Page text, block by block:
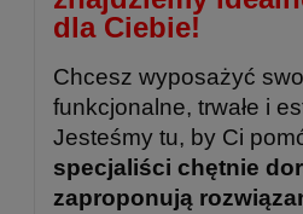
dla Ciebie!
Chcesz wyposażyć
funkcjonalne, trwałe i
Jesteśmy tu, by Ci
specjaliści chętnie
zaproponują